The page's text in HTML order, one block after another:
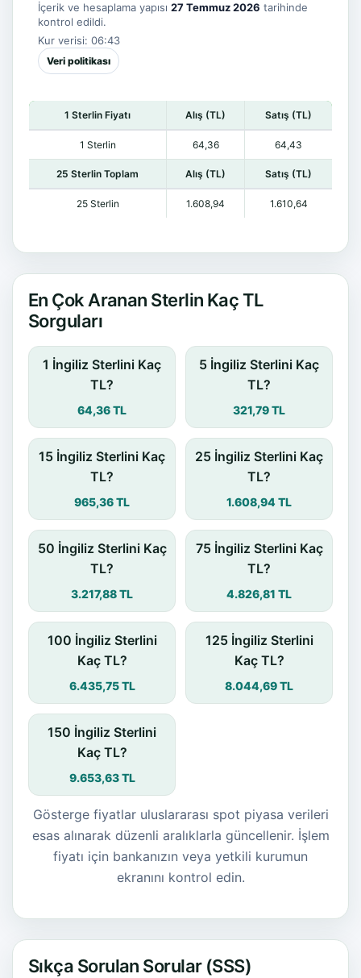
İçerik ve hesaplama yapısı 27 Temmuz 2026 tarihinde
kontrol edildi.
Kur verisi: 06:43
Veri politikası
1 Sterlin Fiyatı Alış (TL) Satış (TL)
1 Sterlin 64,36 64,43
25 Sterlin Toplam Alış (TL) Satış (TL)
25 Sterlin 1.608,94 1.610,64
En Çok Aranan Sterlin Kaç TL
Sorguları
1 İngiliz Sterlini Kaç
TL?
64,36 TL
5 İngiliz Sterlini Kaç
TL?
321,79 TL
15 İngiliz Sterlini Kaç
TL?
965,36 TL
25 İngiliz Sterlini Kaç
TL?
1.608,94 TL
50 İngiliz Sterlini Kaç
TL?
3.217,88 TL
75 İngiliz Sterlini Kaç
TL?
4.826,81 TL
100 İngiliz Sterlini
Kaç TL?
6.435,75 TL
125 İngiliz Sterlini
Kaç TL?
8.044,69 TL
150 İngiliz Sterlini
Kaç TL?
9.653,63 TL
Gösterge fiyatlar uluslararası spot piyasa verileri
esas alınarak düzenli aralıklarla güncellenir. İşlem
fiyatı için bankanızın veya yetkili kurumun
ekranını kontrol edin.
Sıkça Sorulan Sorular (SSS)